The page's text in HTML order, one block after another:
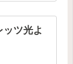
ツ光よ